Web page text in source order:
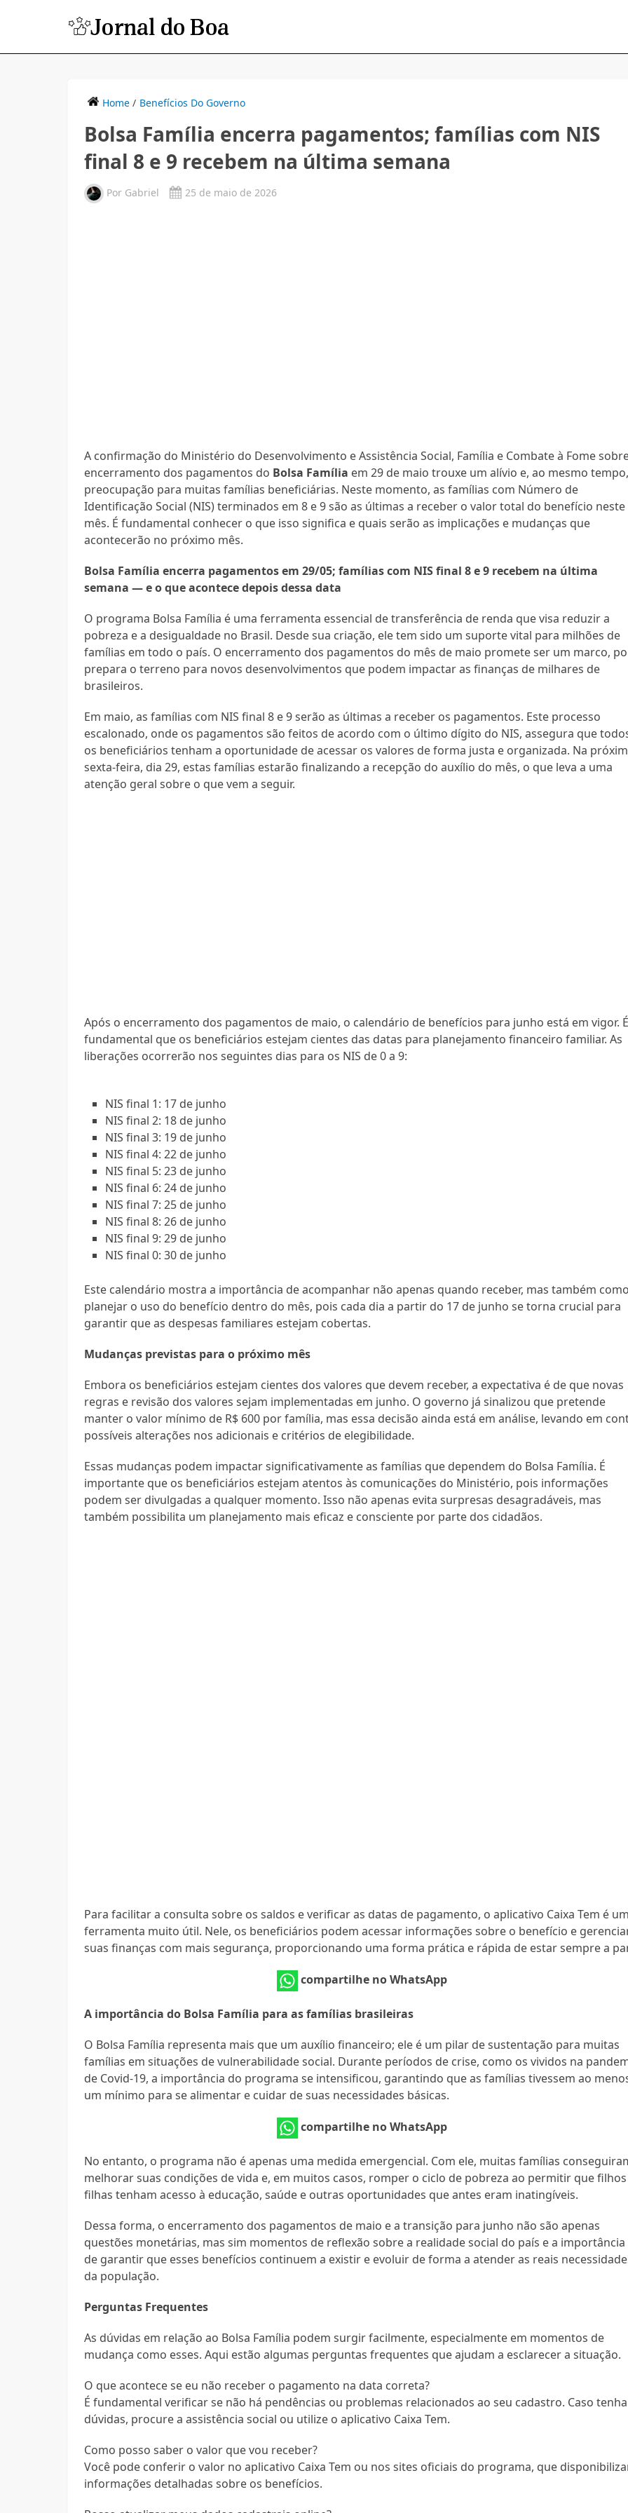
Home / Benefícios Do Governo
Bolsa Família encerra pagamentos; famílias com NIS
final 8 e 9 recebem na última semana
Por Gabriel 25 de maio de 2026
A confirmação do Ministério do Desenvolvimento e Assistência Social, Família e Combate à Fome
encerramento dos pagamentos do Bolsa Família em 29 de maio trouxe um alívio e, ao mesmo
preocupação para muitas famílias beneficiárias. Neste momento, as famílias com Número de
Identificação Social (NIS) terminados em 8 e 9 são as últimas a receber o valor total do benefício neste
mês. É fundamental conhecer o que isso significa e quais serão as implicações e mudanças que
acontecerão no próximo mês.
Bolsa Família encerra pagamentos em 29/05; famílias com NIS final 8 e 9 recebem na última
semana — e o que acontece depois dessa data
O programa Bolsa Família é uma ferramenta essencial de transferência de renda que visa reduzir a
pobreza e a desigualdade no Brasil. Desde sua criação, ele tem sido um suporte vital para milhões de
famílias em todo o país. O encerramento dos pagamentos do mês de maio promete ser um marco,
prepara o terreno para novos desenvolvimentos que podem impactar as finanças de milhares de
brasileiros.
Em maio, as famílias com NIS final 8 e 9 serão as últimas a receber os pagamentos. Este processo
escalonado, onde os pagamentos são feitos de acordo com o último dígito do NIS, assegura que
os beneficiários tenham a oportunidade de acessar os valores de forma justa e organizada. Na
sexta-feira, dia 29, estas famílias estarão finalizando a recepção do auxílio do mês, o que leva a uma
atenção geral sobre o que vem a seguir.
Após o encerramento dos pagamentos de maio, o calendário de benefícios para junho está em vigor.
fundamental que os beneficiários estejam cientes das datas para planejamento financeiro familiar. As
liberações ocorrerão nos seguintes dias para os NIS de 0 a 9:
NIS final 1: 17 de junho
NIS final 2: 18 de junho
NIS final 3: 19 de junho
NIS final 4: 22 de junho
NIS final 5: 23 de junho
NIS final 6: 24 de junho
NIS final 7: 25 de junho
NIS final 8: 26 de junho
NIS final 9: 29 de junho
NIS final 0: 30 de junho
Este calendário mostra a importância de acompanhar não apenas quando receber, mas também
planejar o uso do benefício dentro do mês, pois cada dia a partir do 17 de junho se torna crucial para
garantir que as despesas familiares estejam cobertas.
Mudanças previstas para o próximo mês
Embora os beneficiários estejam cientes dos valores que devem receber, a expectativa é de que novas
regras e revisão dos valores sejam implementadas em junho. O governo já sinalizou que pretende
manter o valor mínimo de R$ 600 por família, mas essa decisão ainda está em análise, levando em
possíveis alterações nos adicionais e critérios de elegibilidade.
Essas mudanças podem impactar significativamente as famílias que dependem do Bolsa Família. É
importante que os beneficiários estejam atentos às comunicações do Ministério, pois informações
podem ser divulgadas a qualquer momento. Isso não apenas evita surpresas desagradáveis, mas
também possibilita um planejamento mais eficaz e consciente por parte dos cidadãos.
Para facilitar a consulta sobre os saldos e verificar as datas de pagamento, o aplicativo Caixa Tem é
ferramenta muito útil. Nele, os beneficiários podem acessar informações sobre o benefício e
suas finanças com mais segurança, proporcionando uma forma prática e rápida de estar sempre a
compartilhe no WhatsApp
A importância do Bolsa Família para as famílias brasileiras
O Bolsa Família representa mais que um auxílio financeiro; ele é um pilar de sustentação para muitas
famílias em situações de vulnerabilidade social. Durante períodos de crise, como os vividos na
de Covid-19, a importância do programa se intensificou, garantindo que as famílias tivessem ao
um mínimo para se alimentar e cuidar de suas necessidades básicas.
compartilhe no WhatsApp
No entanto, o programa não é apenas uma medida emergencial. Com ele, muitas famílias
melhorar suas condições de vida e, em muitos casos, romper o ciclo de pobreza ao permitir que
filhas tenham acesso à educação, saúde e outras oportunidades que antes eram inatingíveis.
Dessa forma, o encerramento dos pagamentos de maio e a transição para junho não são apenas
questões monetárias, mas sim momentos de reflexão sobre a realidade social do país e a importância
de garantir que esses benefícios continuem a existir e evoluir de forma a atender as reais
da população.
Perguntas Frequentes
As dúvidas em relação ao Bolsa Família podem surgir facilmente, especialmente em momentos de
mudança como esses. Aqui estão algumas perguntas frequentes que ajudam a esclarecer a situação.
O que acontece se eu não receber o pagamento na data correta?
É fundamental verificar se não há pendências ou problemas relacionados ao seu cadastro. Caso tenha
dúvidas, procure a assistência social ou utilize o aplicativo Caixa Tem.
Como posso saber o valor que vou receber?
Você pode conferir o valor no aplicativo Caixa Tem ou nos sites oficiais do programa, que
informações detalhadas sobre os benefícios.